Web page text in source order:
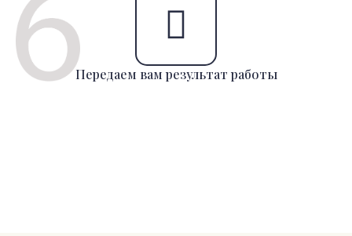
Передаем вам результат работы